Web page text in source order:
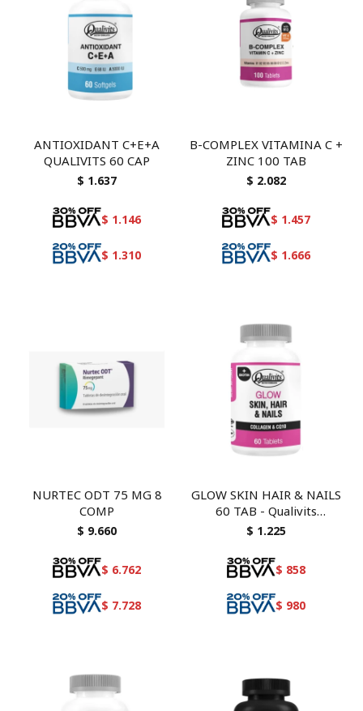
ANTIOXIDANT C+E+A
QUALIVITS 60 CAP
$ 1.637
$ 1.146
$ 1.310
B-COMPLEX VITAMINA C +
ZINC 100 TAB
$ 2.082
$ 1.457
$ 1.666
NURTEC ODT 75 MG 8
COMP
$ 9.660
$ 6.762
$ 7.728
GLOW SKIN HAIR & NAILS
60 TAB - Qualivits
colageno, coenzima q10,
$ 1.225
$ 858
$ 980